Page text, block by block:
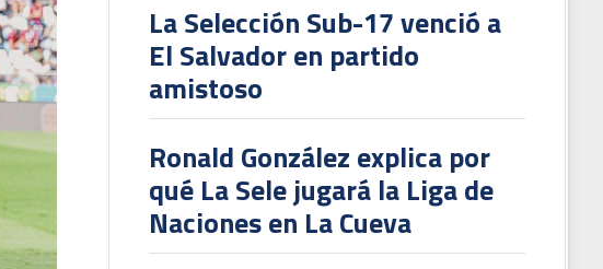
La Selección Sub-17 venció a
El Salvador en partido
amistoso
Ronald González explica por
qué La Sele jugará la Liga de
Naciones en La Cueva